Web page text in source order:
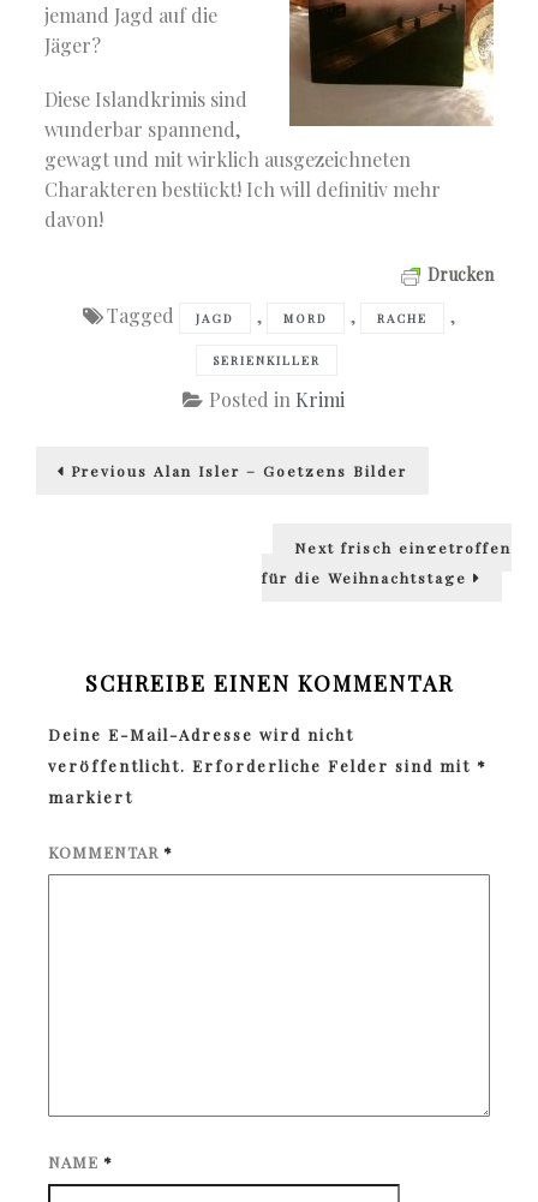
jemand Jagd auf die
Jäger?
Diese Islandkrimis sind
wunderbar spannend,
gewagt und mit wirklich ausgezeichneten
Charakteren bestückt! Ich will definitiv mehr
davon!
Drucken
Tagged JAGD , MORD , RACHE ,
SERIENKILLER
Posted in Krimi
Beitragsnavigation
Previous
Previous
Alan Isler – Goetzens Bilder
Next Next
frisch eingetroffen
für die Weihnachtstage
SCHREIBE EINEN KOMMENTAR
Deine E-Mail-Adresse wird nicht
veröffentlicht. Erforderliche Felder sind mit *
markiert
KOMMENTAR *
NAME *